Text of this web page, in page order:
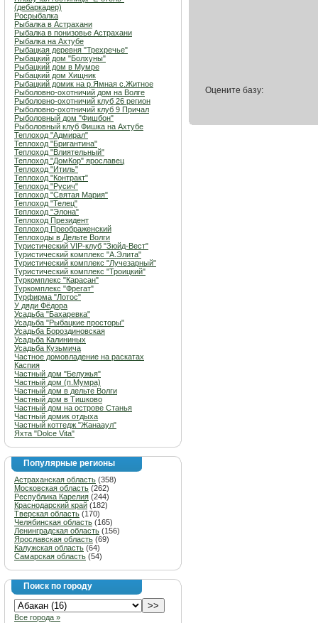
(дебаркадер)
Росрыбалка
Рыбалка в Астрахани
Рыбалка в понизовье Астрахани
Рыбалка на Ахтубе
Рыбацкая деревня "Трехречье"
Рыбацкий дом "Болхуны"
Рыбацкий дом в Мумре
Рыбацкий дом Хищник
Рыбацкий домик на р.Ямная с.Житное
Рыболовно-охотничий дом на Волге
Рыболовно-охотничий клуб 26 регион
Рыболовно-охотничий клуб 9 Причал
Рыболовный дом "Фишбон"
Рыболовный клуб Фишка на Ахтубе
Теплоход "Адмирал"
Теплоход "Бригантина"
Теплоход "Влиятельный"
Теплоход "ДомКор" ярославец
Теплоход "Итиль"
Теплоход "Контракт"
Теплоход "Русич"
Теплоход "Святая Мария"
Теплоход "Телец"
Теплоход "Элона"
Теплоход Президент
Теплоход Преображенский
Теплоходы в Дельте Волги
Туристический VIP-клуб "Зюйд-Вест"
Туристический комплекс "А.Элита"
Туристический комплекс "Лучезарный"
Туристический комплекс "Троицкий"
Туркомплекс "Карасан"
Туркомплекс "Фрегат"
Турфирма "Лотос"
У дяди Фёдора
Усадьба "Бахаревка"
Усадьба "Рыбацкие просторы"
Усадьба Бороздиновская
Усадьба Калининых
Усадьба Кузьмича
Частное домовладение на раскатах
Каспия
Частный дом "Белужья"
Частный дом (п.Мумра)
Частный дом в дельте Волги
Частный дом в Тишково
Частный дом на острове Станья
Частный домик отдыха
Частный коттедж "Жанааул"
Яхта "Dolce Vita"
Популярные регионы
Астраханская область (358)
Московская область (262)
Республика Карелия (244)
Краснодарский край (182)
Тверская область (170)
Челябинская область (165)
Ленинградская область (156)
Ярославская область (69)
Калужская область (64)
Самарская область (54)
Поиск по городу
Все города »
Оцените базу: